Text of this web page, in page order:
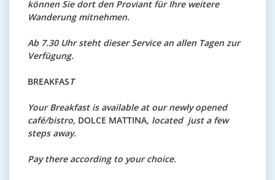
können Sie dort den Proviant für Ihre weitere
Wanderung mitnehmen.
Ab 7.30 Uhr steht dieser Service an allen Tagen zur
Verfügung.
BREAKFAST
Your Breakfast is available at our newly opened
café/bistro, DOLCE MATTINA, located just a few
steps away.
Pay there according to your choice.